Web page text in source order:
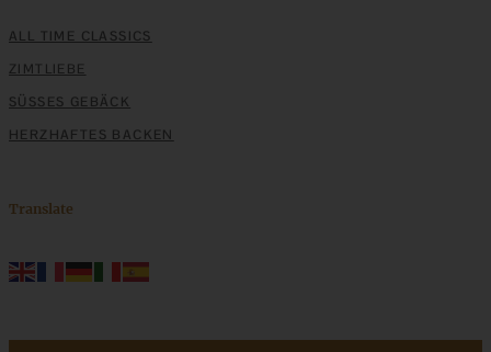
ALL TIME CLASSICS
ZIMTLIEBE
SÜSSES GEBÄCK
HERZHAFTES BACKEN
Translate